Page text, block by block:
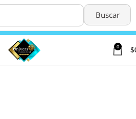
Buscar
0
$